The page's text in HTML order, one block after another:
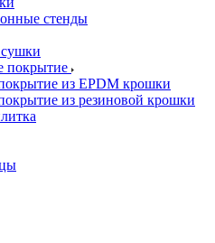
стенды
покрытие
из EPDM крошки
из резиновой крошки